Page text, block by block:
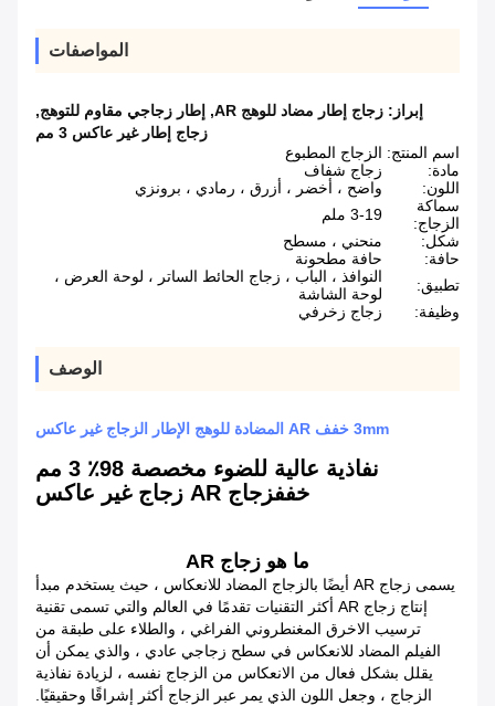
المواصفات
إبراز: زجاج إطار مضاد للوهج AR , إطار زجاجي مقاوم للتوهج,
زجاج إطار غير عاكس 3 مم
اسم المنتج: الزجاج المطبوع
مادة:
زجاج شفاف
اللون:
واضح ، أخضر ، أزرق ، رمادي ، برونزي
سماكة
الزجاج:
3-19 ملم
شكل:
منحني ، مسطح
حافة:
حافة مطحونة
تطبيق:
النوافذ ، الباب ، زجاج الحائط الساتر ، لوحة العرض ،
لوحة الشاشة
وظيفة:
زجاج زخرفي
الوصف
3mm خفف AR المضادة للوهج الإطار الزجاج غير عاكس
نفاذية عالية للضوء مخصصة 98٪ 3 مم
خففزجاج AR زجاج غير عاكس
ما هو زجاج AR
يسمى زجاج AR أيضًا بالزجاج المضاد للانعكاس ، حيث يستخدم مبدأ
إنتاج زجاج AR أكثر التقنيات تقدمًا في العالم والتي تسمى تقنية
ترسيب الاخرق المغنطروني الفراغي ، والطلاء على طبقة من
الفيلم المضاد للانعكاس في سطح زجاجي عادي ، والذي يمكن أن
يقلل بشكل فعال من الانعكاس من الزجاج نفسه ، لزيادة نفاذية
الزجاج ، وجعل اللون الذي يمر عبر الزجاج أكثر إشراقًا وحقيقيًا.